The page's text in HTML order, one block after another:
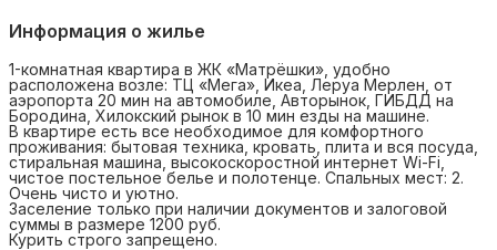
Информация о жилье
1-комнатная квартира в ЖК «Матрёшки», удобно
расположена возле: ТЦ «Мега», Икеа, Леруа Мерлен, от
аэропорта 20 мин на автомобиле, Авторынок, ГИБДД на
Бородина, Хилокский рынок в 10 мин езды на машине.
В квартире есть все необходимое для комфортного
проживания: бытовая техника, кровать, плита и вся посуда,
стиральная машина, высокоскоростной интернет Wi-Fi,
чистое постельное белье и полотенце. Спальных мест: 2.
Очень чисто и уютно.
Заселение только при наличии документов и залоговой
суммы в размере 1200 руб.
Курить строго запрещено.